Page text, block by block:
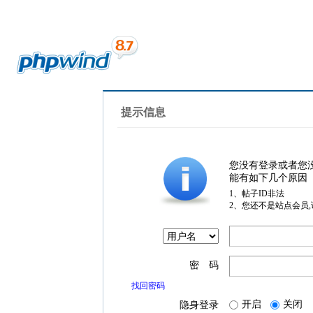
提示信息
您没有登录或者您
能有如下几个原因
1、帖子ID非法
2、您还不是站点会员
密 码
找回密码
隐身登录 开启 关闭